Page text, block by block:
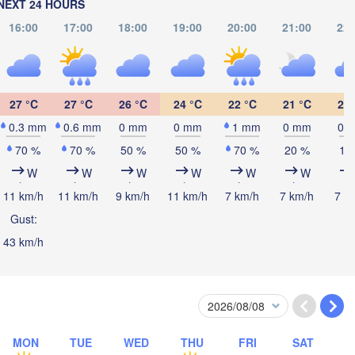
24 HOURS
16:00 17:00 18:00 19:00 20:00 21:00
27 °C
0.3 mm
70 %
W
11 km/h
Gust:
43 km/h
27 °C
0.6 mm
70 %
W
11 km/h
26 °C
0 mm
50 %
W
9 km/h
24 °C
0 mm
50 %
W
11 km/h
22 °C
1 mm
70 %
W
7 km/h
21 °C
0 mm
20 %
W
7 km/h
20
0
10
7
MON TUE WED THU FRI SAT
(Neftekamsk)
Самара
(Samara)
Уфа
(Ufa)
Оренбург
Набережные Челны
(Naberezhnye Chelny)
Стерлитамак
Орал
Орск